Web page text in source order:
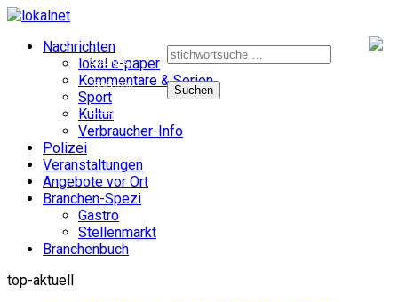
nach:
e-paper
facebook
instagram
Nachrichten
lokal e-paper
Kommentare & Serien
Sport
Kultur
Verbraucher-Info
Polizei
Veranstaltungen
Angebote vor Ort
Branchen-Spezi
Gastro
Stellenmarkt
Branchenbuch
top-aktuell